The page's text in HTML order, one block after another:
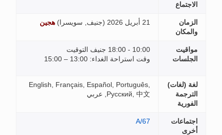
الاجتماع
الزمان
والمكان
21 أبريل 2026 ( جنيف, سويسرا) هجين
مواقيت
الجلسات
10:00 - 18:00 جنيف التوقيت
وقت استراحة الغداء: 13:00 – 15:00
لغة (لغات)
الترجمة
الفورية
English, Français, Español, Português,
Русский, 中文, عربي
اجتماعات
أخرى
A/67